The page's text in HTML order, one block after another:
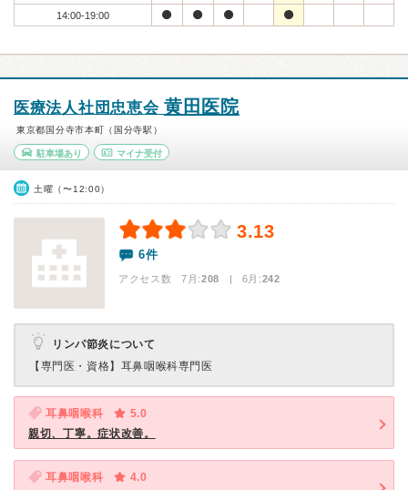
14:00-19:00
医療法人社団忠恵会 黄田医院
東京都国分寺市本町（国分寺駅）
駐車場あり マイナ受付
土曜（〜12:00）
3.13
6件
アクセス数 7月:208 | 6月:242
リンパ節炎について
【専門医・資格】 耳鼻咽喉科専門医
耳鼻咽喉科
5.0
親切、丁寧。症状改善。
耳鼻咽喉科
4.0